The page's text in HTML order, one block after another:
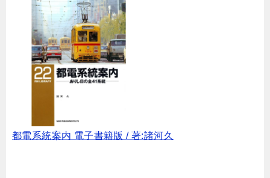
都電系統案内 電子書籍版 / 著:諸河久